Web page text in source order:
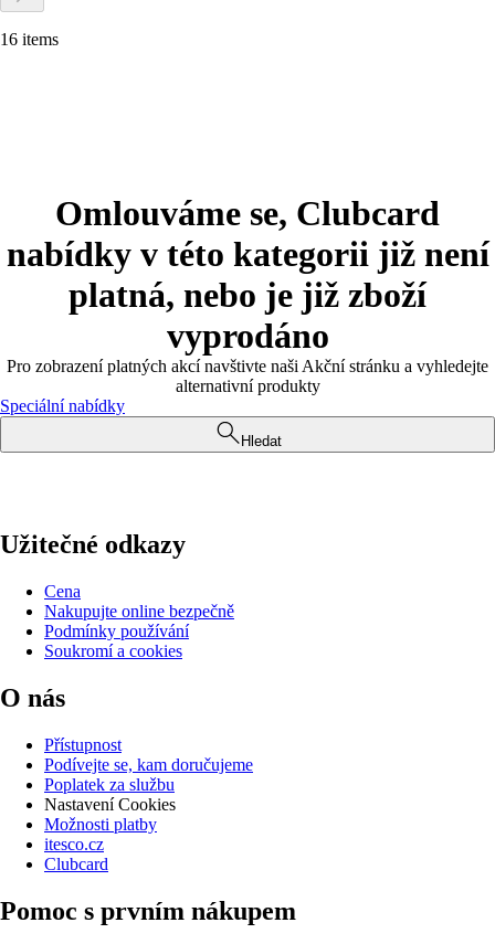
16 items
Omlouváme se, Clubcard
nabídky v této kategorii již není
platná, nebo je již zboží
vyprodáno
Pro zobrazení platných akcí navštivte naši Akční stránku a vyhledejte
alternativní produkty
Speciální nabídky
Hledat
Užitečné odkazy
Cena
Nakupujte online bezpečně
Podmínky používání
Soukromí a cookies
O nás
Přístupnost
Podívejte se, kam doručujeme
Poplatek za službu
Nastavení Cookies
Možnosti platby
itesco.cz
Clubcard
Pomoc s prvním nákupem